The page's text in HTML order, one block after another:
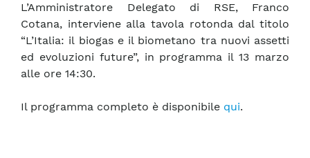
L’Amministratore Delegato di RSE, Franco
Cotana, interviene alla tavola rotonda dal titolo
“L’Italia: il biogas e il biometano tra nuovi assetti
ed evoluzioni future”, in programma il 13 marzo
alle ore 14:30.
Il programma completo è disponibile qui.